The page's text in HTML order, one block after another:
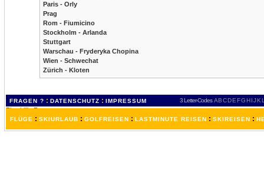
Paris - Orly
Prag
Rom - Fiumicino
Stockholm - Arlanda
Stuttgart
Warschau - Fryderyka Chopina
Wien - Schwechat
Zürich - Kloten
FRAGEN ? : DATENSCHUTZ : IMPRESSUM 3 Letter-Codes ABCDEFGH IJKL
FLÜGE : SKIURLAUB : GOLFREISEN : LASTMINUTE REISEN : SKIREISEN :